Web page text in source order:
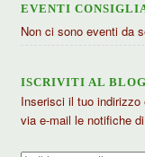
EVENTI
Non ci sono eventi da
ISCRIVITI AL
Inserisci il tuo
via e-mail le notifiche